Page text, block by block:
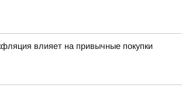
влияет на привычные покупки